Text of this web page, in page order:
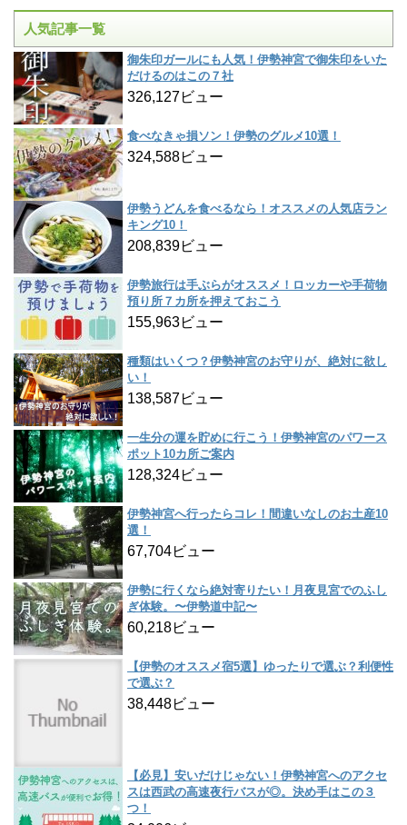
人気記事一覧
御朱印ガールにも人気！伊勢神宮で御朱印をいた
だけるのはこの７社
326,127ビュー
食べなきゃ損ソン！伊勢のグルメ10選！
324,588ビュー
伊勢うどんを食べるなら！オススメの人気店ラン
キング10！
208,839ビュー
伊勢旅行は手ぶらがオススメ！ロッカーや手荷物
預り所７カ所を押えておこう
155,963ビュー
種類はいくつ？伊勢神宮のお守りが、絶対に欲し
い！
138,587ビュー
一生分の運を貯めに行こう！伊勢神宮のパワース
ポット10カ所ご案内
128,324ビュー
伊勢神宮へ行ったらコレ！間違いなしのお土産10
選！
67,704ビュー
伊勢に行くなら絶対寄りたい！月夜見宮でのふし
ぎ体験。〜伊勢道中記〜
60,218ビュー
【伊勢のオススメ宿5選】ゆったりで選ぶ？利便性
で選ぶ？
38,448ビュー
【必見】安いだけじゃない！伊勢神宮へのアクセ
スは西武の高速夜行バスが◎。決め手はこの３
つ！